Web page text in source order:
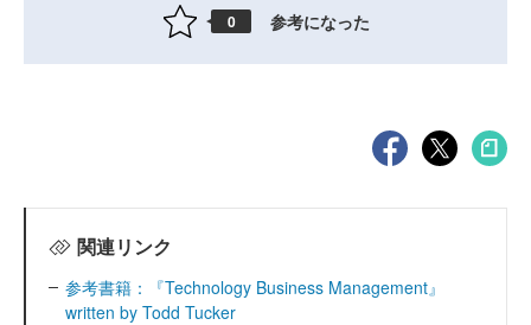
0 参考になった
関連リンク
参考書籍：『Technology Business Management』
written by Todd Tucker